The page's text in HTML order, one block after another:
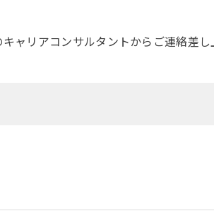
ャリアコンサルタントからご連絡差し